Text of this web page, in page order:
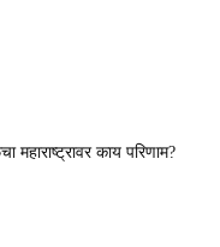
महाराष्ट्रावर काय परिणाम?